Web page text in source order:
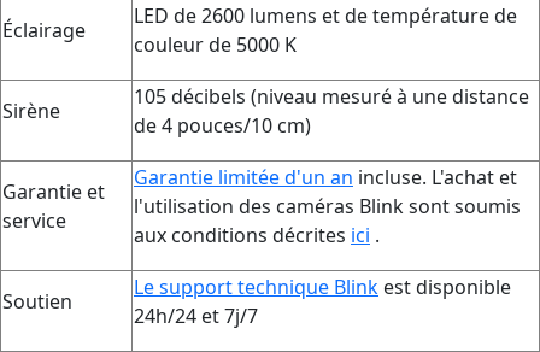
Éclairage
LED de 2600 lumens et de température de
couleur de 5000 K
Sirène
105 décibels (niveau mesuré à une distance
de 4 pouces/10 cm)
Garantie et
service
Garantie limitée d'un an incluse. L'achat et
l'utilisation des caméras Blink sont soumis
aux conditions décrites ici .
Soutien
Le support technique Blink est disponible
24h/24 et 7j/7